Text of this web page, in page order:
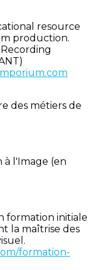
resource
production.
des métiers de
à l'Image (en
formation initiale
la maîtrise des
formation-